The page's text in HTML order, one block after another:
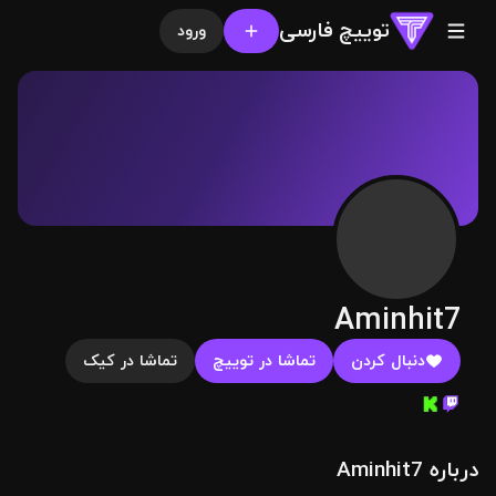
توییچ فارسی ورود
Aminhit7
دنبال کردن تماشا در توییچ تماشا در کیک
درباره Aminhit7